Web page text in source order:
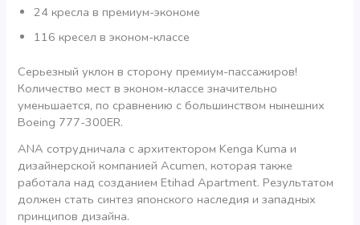
24 кресла в премиум-экономе
116 кресел в эконом-классе
Серьезный уклон в сторону премиум-пассажиров!
Количество мест в эконом-классе значительно
уменьшается, по сравнению с большинством нынешних
Boeing 777-300ER.
ANA сотрудничала с архитектором Kenga Kuma и
дизайнерской компанией Acumen, которая также
работала над созданием Etihad Apartment. Результатом
должен стать синтез японского наследия и западных
принципов дизайна.